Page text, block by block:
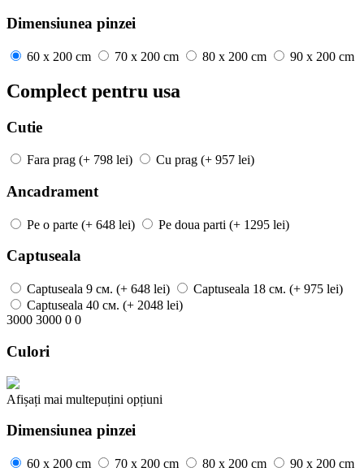
Dimensiunea pinzei
60 x 200 cm 70 x 200 cm 80 x 200 cm 90 x 200 cm
Complect pentru usa
Cutie
Fara prag (+ 798 lei) Cu prag (+ 957 lei)
Ancadrament
Pe o parte (+ 648 lei) Pe doua parti (+ 1295 lei)
Captuseala
Captuseala 9 см. (+ 648 lei) Captuseala 18 см. (+ 975 lei)
Captuseala 40 см. (+ 2048 lei)
3000 3000 0 0
Culori
Afișați mai multepuțini opțiuni
Dimensiunea pinzei
60 x 200 cm 70 x 200 cm 80 x 200 cm 90 x 200 cm